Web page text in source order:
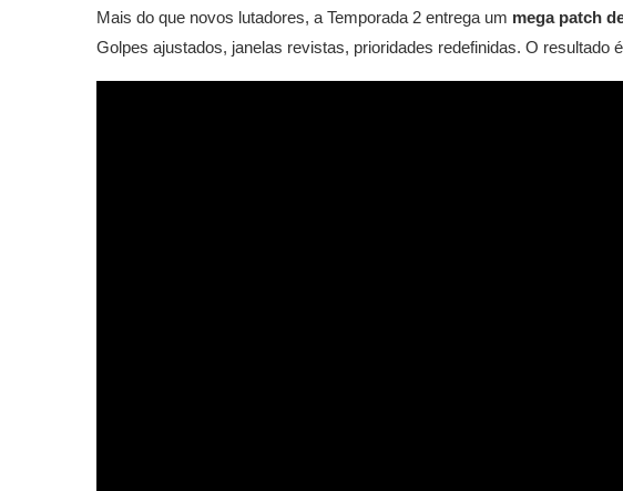
Mais do que novos lutadores, a Temporada 2 entrega um mega patch
Golpes ajustados, janelas revistas, prioridades redefinidas. O resultado